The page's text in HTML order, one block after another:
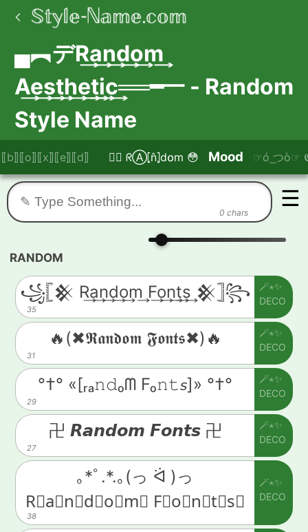
▄︻デR͢a͢n͢d͢o͢m͢
A͢e͢s͢t͢h͢e͢t͢i͢c͢══━一 - Random
Style Name
⟦b⟧⟦o⟧⟦x⟧⟦e⟧⟦d⟧ 😵‍💫 ᖇⒶ⦏n̂⦎d໐m 😳 Mood ☞ó ͜つò☞
0 chars
☰
RANDOM
35
꧁𓊈𒆜 R͢a͢n͢d͢o͢m͢ F͢o͢n͢t͢s͢ 𒆜𓊉꧂
🪄⋆✨
DECO
31
🔥(✖𝕽𝖆𝖓𝖉𝖔𝖒 𝕱𝖔𝖓𝖙𝖘✖)🔥
🪄⋆✨
DECO
29
°†° «[ᵣₐ𝚗𝚍ₒᗰ Fₒ𝚗𝚝𝘴]» °†°
🪄⋆✨
DECO
27
卍 𝙍𝙖𝙣𝙙𝙤𝙢 𝙁𝙤𝙣𝙩𝙨 卍
🪄⋆✨
DECO
38
｡*ﾟ.*.｡(っ ᐛ )っ
R⃒a⃒n⃒d⃒o⃒m⃒ F⃒o⃒n⃒t⃒s⃒
🪄⋆✨
DECO